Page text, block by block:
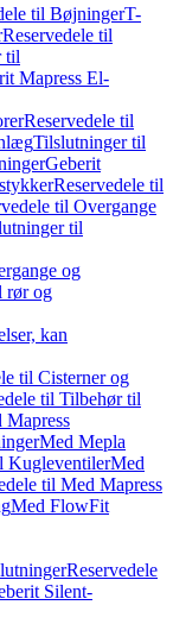
til BøjningerT-
Reservedele til
til
Mapress El-
Reservedele til
Tilslutninger til
Geberit
Reservedele til
til Overgange
til
og
rør og
kan
til Cisterner og
til Tilbehør til
Mapress
Med Mepla
KugleventilerMed
til Med Mapress
Med FlowFit
Reservedele
Silent-